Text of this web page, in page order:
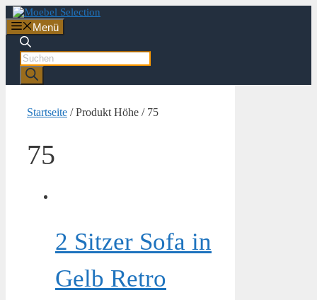
Zum
Inhalt
springen
Menü
Products
search
Startseite / Produkt Höhe / 75
75
2 Sitzer Sofa in
Gelb Retro